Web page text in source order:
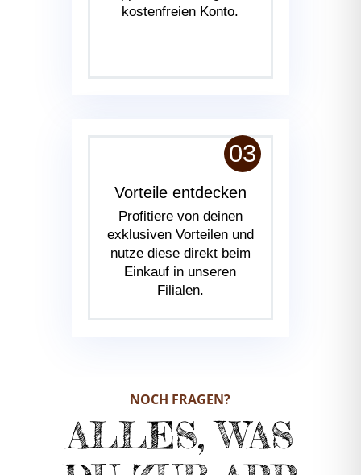
kostenfreien Konto.
03
Vorteile entdecken
Profitiere von deinen
exklusiven Vorteilen und
nutze diese direkt beim
Einkauf in unseren
Filialen.
NOCH FRAGEN?
ALLES, WAS